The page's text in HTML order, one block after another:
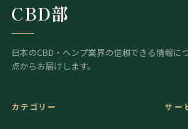
CBD部
日本のCBD・ヘンプ業界の信頼できる情報に
点からお届けします。
カテゴリー サー